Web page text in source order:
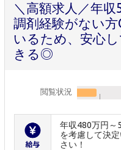
＼高額求人／年収
調剤経験がない
いるため、安心
きる◎
閲覧状況
年収480万円～
を考慮して決
さい！